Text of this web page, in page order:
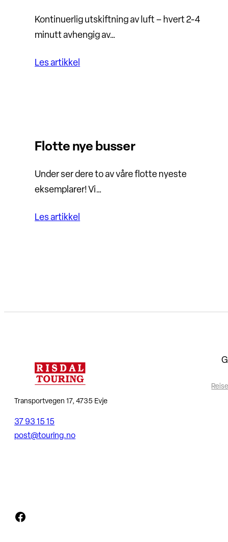
Kontinuerlig utskiftning av luft – hvert 2-4
minutt avhengig av…
Les artikkel
Flotte nye busser
Under ser dere to av våre flotte nyeste
eksemplarer! Vi…
Les artikkel
Transportvegen 17, 4735 Evje
37 93 15 15
post@touring.no
Facebook